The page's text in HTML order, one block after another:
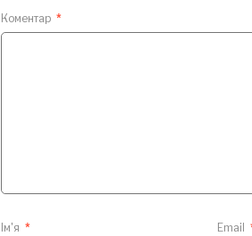
Коментар *
Ім'я * Email